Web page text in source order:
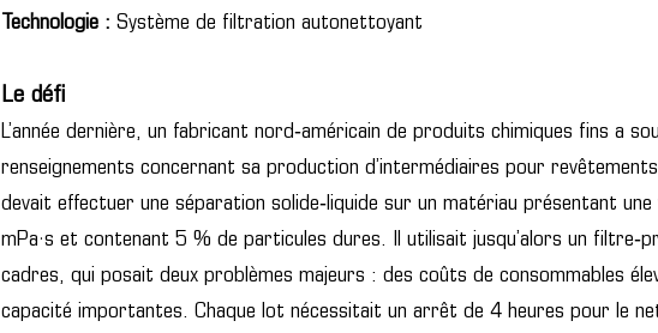
Technologie : Système de filtration autonettoyant
Le défi
L’année dernière, un fabricant nord‑américain de produits chimiques fins a
renseignements concernant sa production d’intermédiaires pour
devait effectuer une séparation solide‑liquide sur un matériau présentant
mPa·s et contenant 5 % de particules dures. Il utilisait jusqu’alors un
cadres, qui posait deux problèmes majeurs : des coûts de consommables
capacité importantes. Chaque lot nécessitait un arrêt de 4 heures pour le